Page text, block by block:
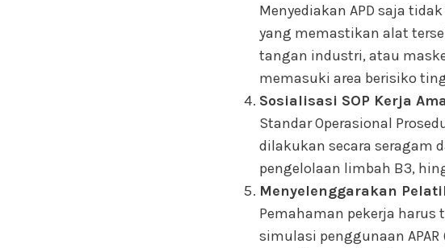
Menyediakan APD saja
yang memastikan alat
tangan industri, atau
memasuki area berisiko
Sosialisasi SOP Kerja
Standar Operasional
dilakukan secara seragam
pengelolaan limbah B3,
Menyelenggarakan
Pemahaman pekerja harus
simulasi penggunaan